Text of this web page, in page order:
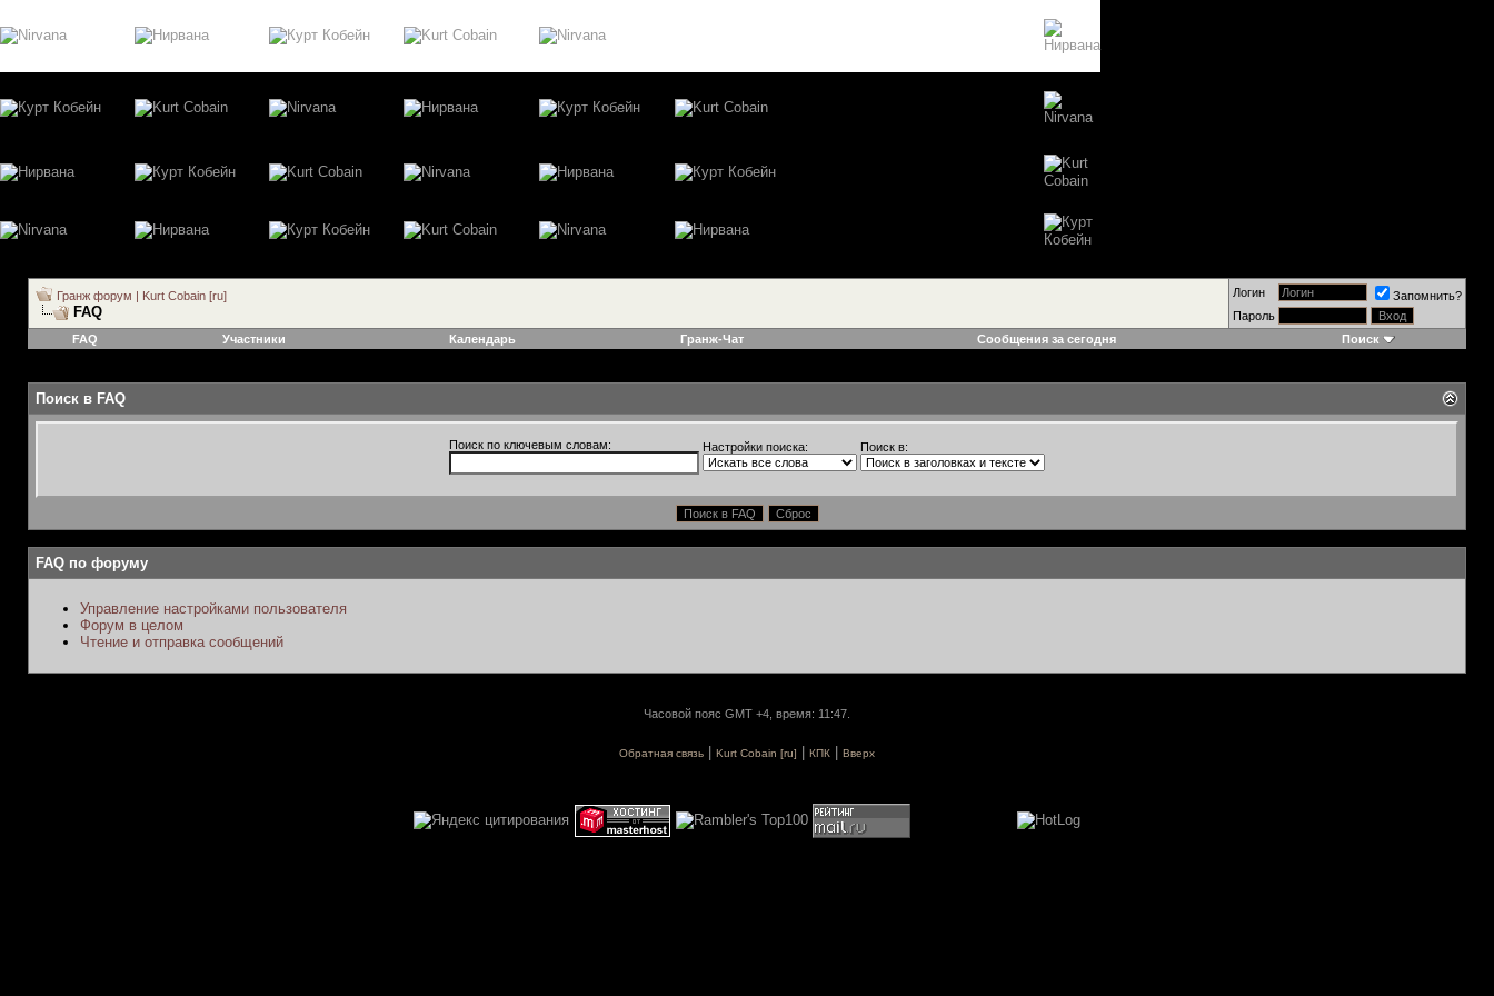
Гранж форум | Kurt Cobain [ru]
FAQ
Логин
Запомнить?
Пароль
FAQ
Участники Календарь Гранж-Чат Сообщения за сегодня Поиск
Поиск в FAQ
Поиск по ключевым словам: Настройки поиска: Поиск в:
FAQ по форуму
Управление настройками пользователя
Форум в целом
Чтение и отправка сообщений
Часовой пояс GMT +4, время: 11:47.
Обратная связь Kurt Cobain [ru] КПК Вверх